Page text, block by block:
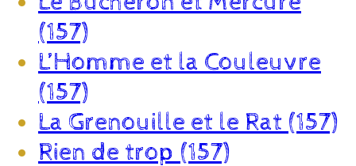
(157)
L’Homme et la Couleuvre
(157)
La Grenouille et le Rat (157)
Rien de trop (157)